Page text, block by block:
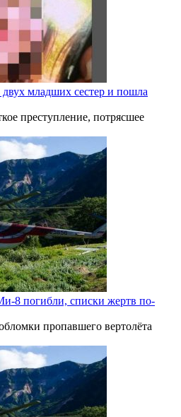
двух младших сестер и пошла
преступление, потрясшее
8 погибли, списки жертв по-
пропавшего вертолёта